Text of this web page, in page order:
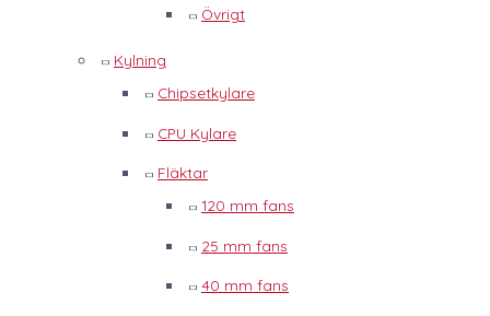
Övrigt
Kylning
Chipsetkylare
CPU Kylare
Fläktar
120 mm fans
25 mm fans
40 mm fans